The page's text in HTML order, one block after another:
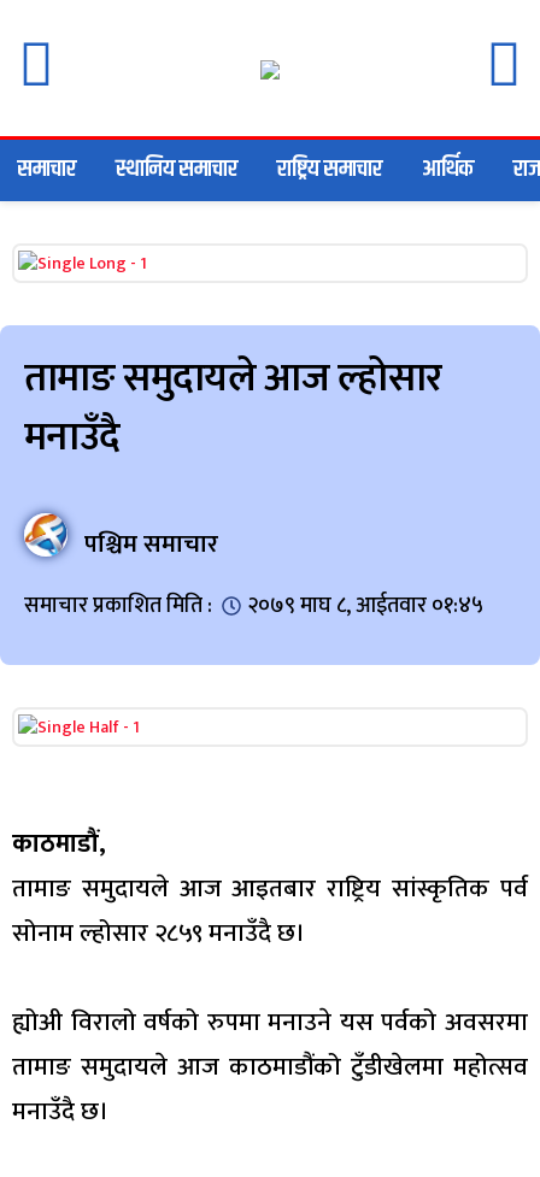
समाचार स्थानिय समाचार राष्ट्रिय समाचार आर्थिक
तामाङ समुदायले आज ल्होसार
मनाउँदै
पश्चिम समाचार
समाचार प्रकाशित मिति : २०७९ माघ ८, आईतवार ०१:४५
काठमाडौं,
तामाङ समुदायले आज आइतबार राष्ट्रिय सांस्कृतिक पर्व
सोनाम ल्होसार २८५९ मनाउँदै छ।
ह्योअी विरालो वर्षको रुपमा मनाउने यस पर्वको अवसरमा
तामाङ समुदायले आज काठमाडौंको टुँडीखेलमा महोत्सव
मनाउँदै छ।